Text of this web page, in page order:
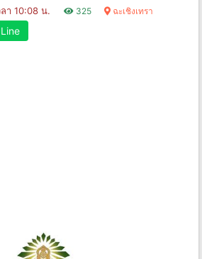
า 10:08 น. 325 ฉะเชิงเทรา
Line